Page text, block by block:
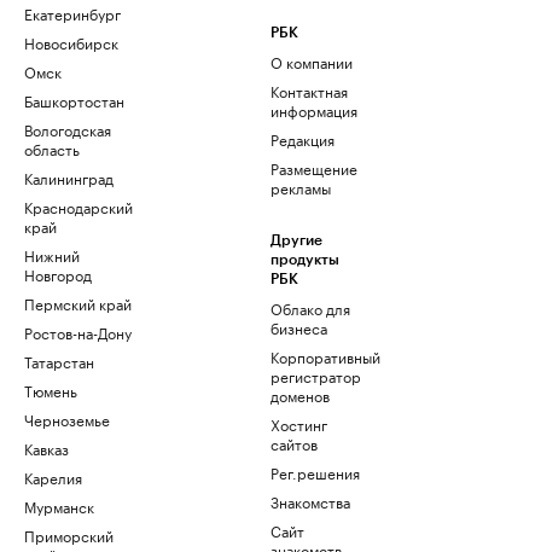
Екатеринбург
Новосибирск
Омск
Башкортостан
Вологодская
область
Калининград
Краснодарский
край
Нижний
Новгород
Пермский край
Ростов-на-Дону
Татарстан
Тюмень
Черноземье
Кавказ
Карелия
Мурманск
Приморский
РБК
О компании
Контактная
информация
Редакция
Размещение
рекламы
Другие
продукты
РБК
Облако для
бизнеса
Корпоративный
регистратор
доменов
Хостинг
сайтов
Рег.решения
Знакомства
Сайт